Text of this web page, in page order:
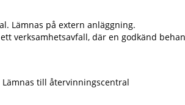
Lämnas på extern anläggning.
verksamhetsavfall, där en godkänd
till återvinningscentral